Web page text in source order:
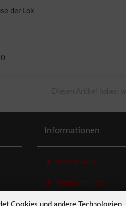
der Lok
Informationen
Unsere AGB
Widerrufsrecht
Datenschutzerklaerung
Cookies und andere Technologien